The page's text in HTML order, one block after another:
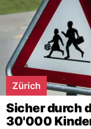
Zürich
Sicher durch
30'000